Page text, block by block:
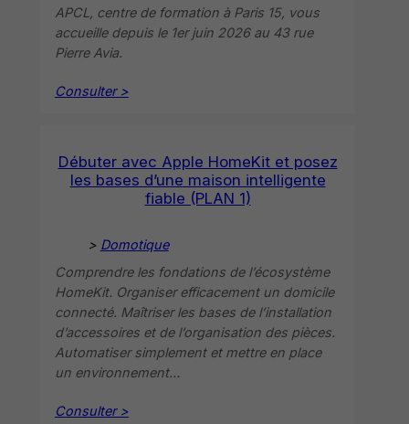
APCL, centre de formation à Paris 15, vous
accueille depuis le 1er juin 2026 au 43 rue
Pierre Avia.
Consulter >
Débuter avec Apple HomeKit et posez
les bases d’une maison intelligente
fiable (PLAN 1)
> Domotique
Comprendre les fondations de l’écosystème
HomeKit. Organiser efficacement un domicile
connecté. Maîtriser les bases de l’installation
d’accessoires et de l’organisation des pièces.
Automatiser simplement et mettre en place
un environnement…
Consulter >